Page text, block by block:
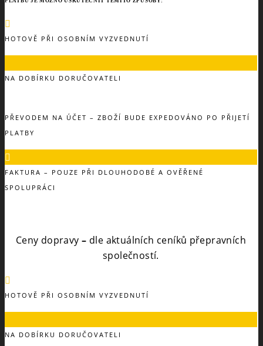
HOTOVĚ PŘI OSOBNÍM VYZVEDNUTÍ
NA DOBÍRKU DORUČOVATELI
PŘEVODEM NA ÚČET – ZBOŽÍ BUDE EXPEDOVÁNO PO PŘIJETÍ
PLATBY
FAKTURA – POUZE PŘI DLOUHODOBÉ A OVĚŘENÉ
SPOLUPRÁCI
Ceny dopravy– dle aktuálních ceníků přepravních
společností.
HOTOVĚ PŘI OSOBNÍM VYZVEDNUTÍ
NA DOBÍRKU DORUČOVATELI